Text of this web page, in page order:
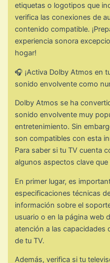
etiquetas o logotipos que
verifica las conexiones de
contenido compatible.
experiencia sonora
hogar!
🎧 ¡Activa Dolby Atmos en
sonido envolvente como
Dolby Atmos se ha
sonido envolvente muy
entretenimiento. Sin
son compatibles con esta
Para saber si tu TV cuenta
algunos aspectos clave
En primer lugar, es
especificaciones técnicas
información sobre el
usuario o en la página web
atención a las capacidades
de tu TV.
Además, verifica si tu